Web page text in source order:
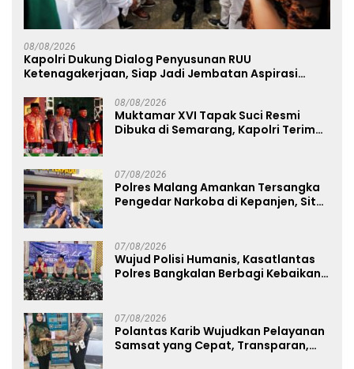
08/08/2026
Kapolri Dukung Dialog Penyusunan RUU
Ketenagakerjaan, Siap Jadi Jembatan Aspirasi
08/08/2026
Muktamar XVI Tapak Suci Resmi
Dibuka di Semarang, Kapolri Terima
07/08/2026
Polres Malang Amankan Tersangka
Pengedar Narkoba di Kepanjen, Sita
07/08/2026
Wujud Polisi Humanis, Kasatlantas
Polres Bangkalan Berbagi Kebaikan
07/08/2026
Polantas Karib Wujudkan Pelayanan
Samsat yang Cepat, Transparan,